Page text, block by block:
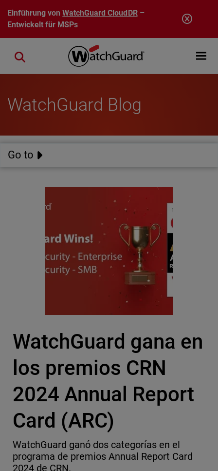
Direkt zum Inhalt
Einführung vonWatchGuard CloudDR–
Entwickelt für MSPs
Open
Close search
WatchGuard Blog
Go to
WatchGuard gana en
los premios CRN
2024 Annual Report
Card (ARC)
WatchGuard ganó dos categorías en el
programa de premios Annual Report Card
2024 de CRN.